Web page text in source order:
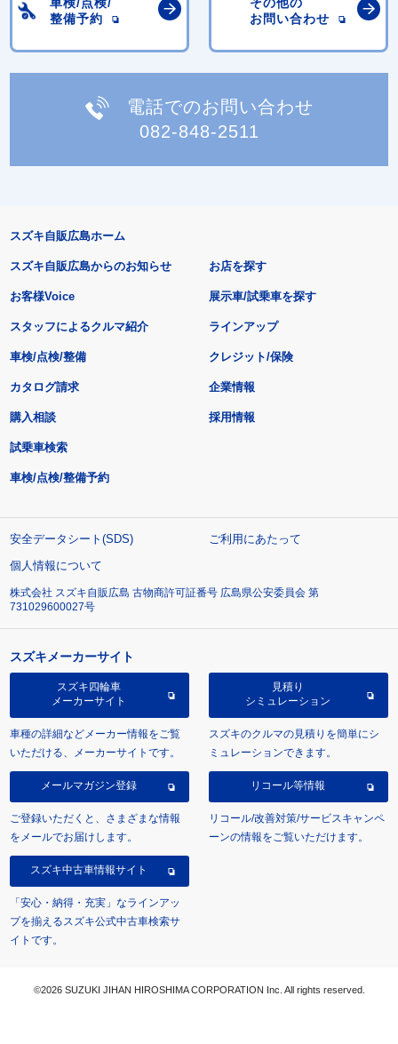
整備予約
お問い合わせ
電話でのお問い合わせ
082-848-2511
スズキ自販広島ホーム
スズキ自販広島からのお知らせ
お客様Voice
スタッフによるクルマ紹介
お店を探す
展示車/試乗車を探す
ラインアップ
車検/点検/整備 クレジット/保険
カタログ請求
購入相談
試乗車検索
車検/点検/整備予約
企業情報
採用情報
安全データシート(SDS)
ご利用にあたって
個人情報について
株式会社 スズキ自販広島 古物商許可証番号 広島県公安委員会 第
731029600027号
スズキメーカーサイト
スズキ四輪車
メーカーサイト
車種の詳細などメーカー情報をご覧
いただける、メーカーサイトです。
見積り
シミュレーション
スズキのクルマの見積りを簡単にシ
ミュレーションできます。
メールマガジン登録
ご登録いただくと、さまざまな情報
をメールでお届けします。
リコール等情報
リコール/改善対策/サービスキャンペ
ーンの情報をご覧いただけます。
スズキ中古車情報サイト
「安心・納得・充実」なラインアッ
プを揃えるスズキ公式中古車検索サ
イトです。
©2026 SUZUKI JIHAN HIROSHIMA CORPORATION Inc. All rights reserved.